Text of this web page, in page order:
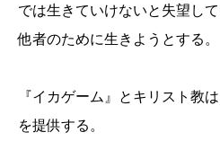
では生きていけないと失望し
他者のために生きようとする。
『イカゲーム』とキリスト教
を提供する。